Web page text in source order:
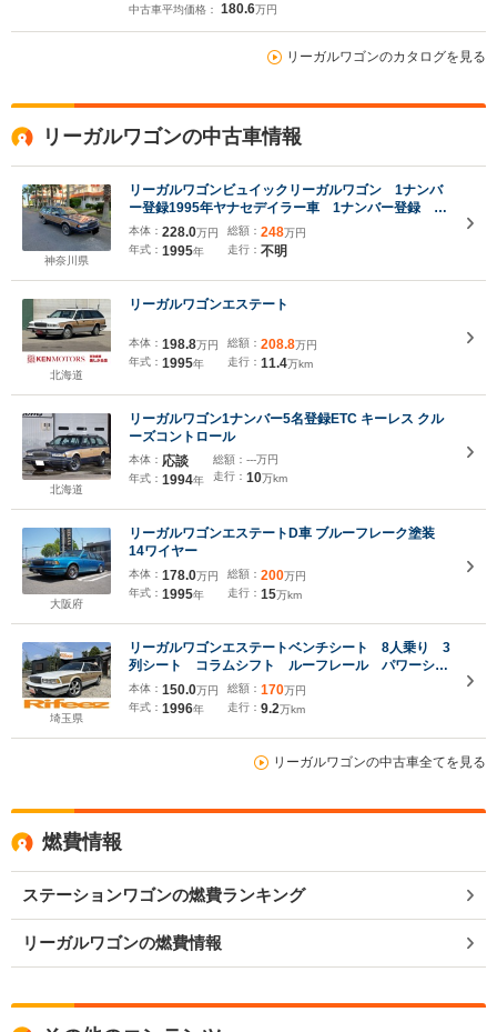
中古車平均価格： 180.6万円
リーガルワゴンのカタログを見る
リーガルワゴンの中古車情報
神奈川県
リーガルワゴンビュイックリーガルワゴン 1ナンバ
ー登録1995年ヤナセデイラー車 1ナンバー登録 木
目張替
本体： 228.0万円
年式： 1995年
総額： 248万円
走行： 不明
北海道
リーガルワゴンエステート
本体： 198.8万円
年式： 1995年
総額： 208.8万円
走行： 11.4万km
北海道
リーガルワゴン1ナンバー5名登録ETC キーレス クル
ーズコントロール
本体： 応談
年式： 1994年
総額： ---万円
走行： 10万km
大阪府
リーガルワゴンエステートD車 ブルーフレーク塗装
14ワイヤー
本体： 178.0万円
年式： 1995年
総額： 200万円
走行： 15万km
埼玉県
リーガルワゴンエステートベンチシート 8人乗り 3
列シート コラムシフト ルーフレール パワーシー
ト パワーウィンドウ エアコン ABS 社外CD・
MDデッキ 車検整備付き
本体： 150.0万円
年式： 1996年
総額： 170万円
走行： 9.2万km
リーガルワゴンの中古車全てを見る
燃費情報
ステーションワゴンの燃費ランキング
リーガルワゴンの燃費情報